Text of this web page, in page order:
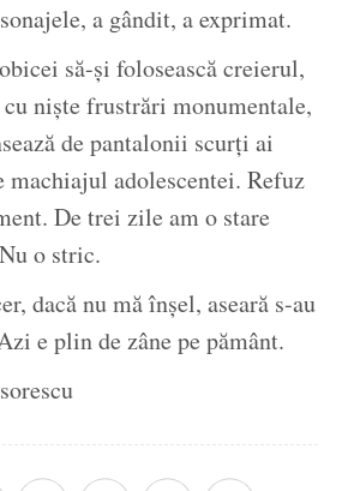
a gândit, a exprimat.
să-și folosească creierul,
niște frustrări monumentale,
de pantalonii scurți ai
machiajul adolescentei. Refuz
De trei zile am o stare
o stric.
dacă nu mă înșel, aseară s-au
e plin de zâne pe pământ.